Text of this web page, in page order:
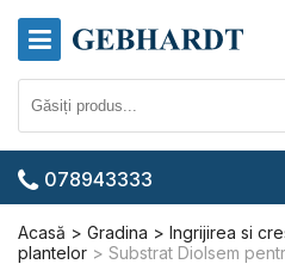
078943333
Acasă Gradina Ingrijirea si
plantelor
Substrat Diolsem